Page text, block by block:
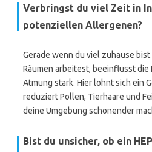
Verbringst du viel Zeit in
potenziellen Allergenen?
Gerade wenn du viel zuhause
Räumen arbeitest, beeinflusst
Atmung stark. Hier lohnt sich ein
reduziert Pollen, Tierhaare und
deine Umgebung schonender
Bist du unsicher, ob ein